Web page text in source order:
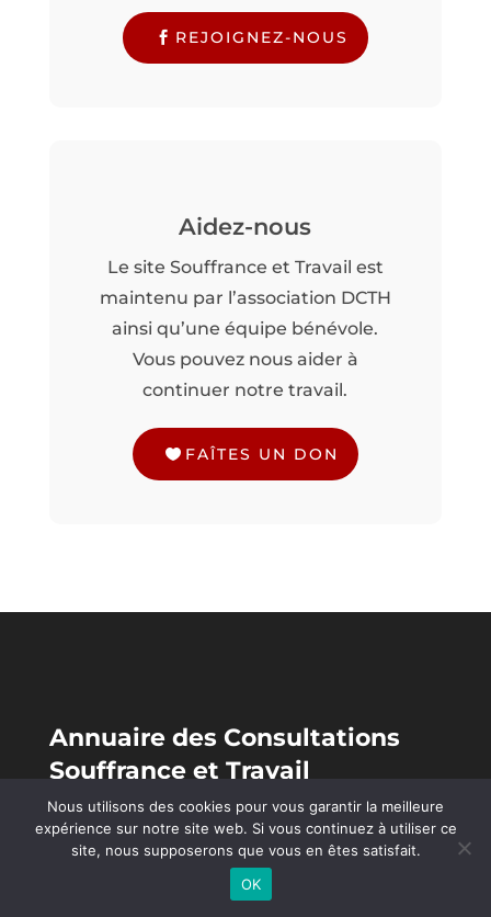
REJOIGNEZ-NOUS
Aidez-nous
Le site Souffrance et Travail est
maintenu par l’association DCTH
ainsi qu’une équipe bénévole.
Vous pouvez nous aider à
continuer notre travail.
FAÎTES UN DON
Annuaire des Consultations
Souffrance et Travail
Pour un accompagnement individuel,
contactez une consultation Souffrance et
Travail près de chez vous. Psychologues,
avocats, médiateurs : les professionnels
Nous utilisons des cookies pour vous garantir la meilleure
expérience sur notre site web. Si vous continuez à utiliser ce
site, nous supposerons que vous en êtes satisfait.
OK